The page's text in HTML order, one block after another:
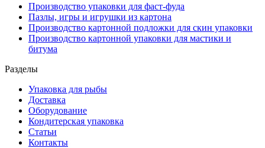
Производство упаковки для фаст-фуда
Пазлы, игры и игрушки из картона
Производство картонной подложки для скин упаковки
Производство картонной упаковки для мастики и
битума
Разделы
Упаковка для рыбы
Доставка
Оборудование
Кондитерская упаковка
Статьи
Контакты